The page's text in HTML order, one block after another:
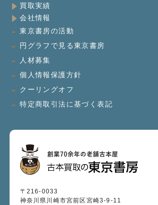
買取実績
会社情報
東京書房の活動
円グラフで見る東京書房
人材募集
個人情報保護方針
クーリングオフ
特定商取引法に基づく表記
〒216-0033
神奈川県川崎市宮前区宮崎3-9-11